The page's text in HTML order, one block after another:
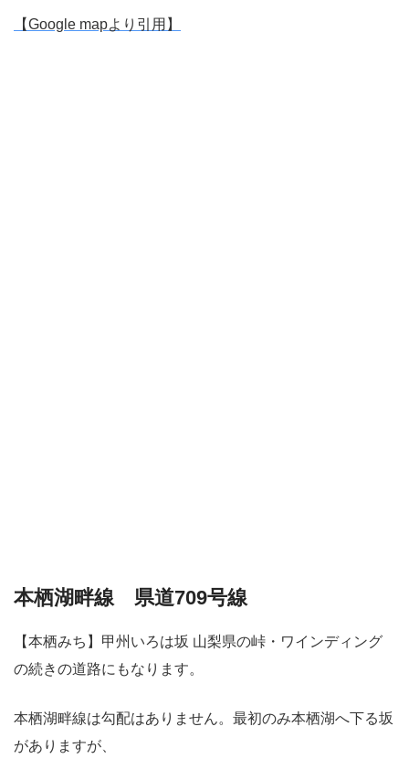
【Google mapより引用】
本栖湖畔線 県道709号線
【本栖みち】甲州いろは坂 山梨県の峠・ワインディング
の続きの道路にもなります。
本栖湖畔線は勾配はありません。最初のみ本栖湖へ下る坂
がありますが、